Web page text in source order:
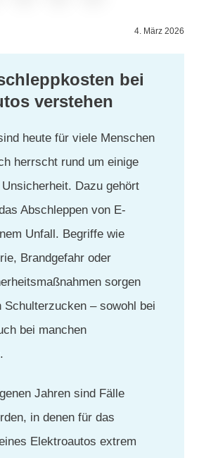
4. März 2026
bei
verstehen
heute für viele Menschen
herrscht rund um einige
Dazu gehört
Abschleppen von E-
Unfall. Begriffe wie
Brandgefahr oder
sorgen
Schulterzucken – sowohl bei
bei manchen
Jahren sind Fälle
in denen für das
Elektroautos extrem